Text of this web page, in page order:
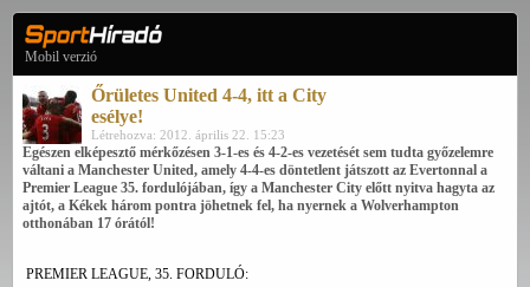
Mobil verzió
Őrületes United 4-4, itt a City
esélye!
Létrehozva: 2012. április 22. 15:23
Egészen elképesztő mérkőzésen 3-1-es és 4-2-es vezetését sem tudta győzelemre
váltani a Manchester United, amely 4-4-es döntetlent játszott az Evertonnal a
Premier League 35. fordulójában, így a Manchester City előtt nyitva hagyta az
ajtót, a Kékek három pontra jöhetnek fel, ha nyernek a Wolverhampton
otthonában 17 órától!
PREMIER LEAGUE, 35. FORDULÓ: